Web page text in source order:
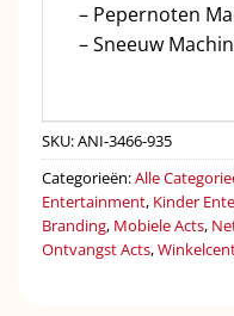
– Pepernoten
– Sneeuw
SKU:ANI-3466-935
Categorieën:Alle
Entertainment, Kinder
Branding, Mobiele Acts,
Ontvangst Acts,